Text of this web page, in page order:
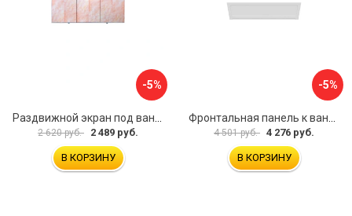
-5%
2 620 руб. 2 489 руб.
В КОРЗИНУ
-5%
4 501 руб. 4 276 руб.
В КОРЗИНУ